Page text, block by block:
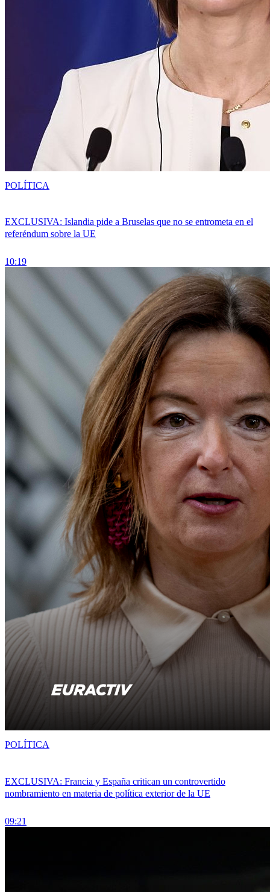
EXCLUSIVA: Islandia pide a Bruselas que no se entrometa en el
referéndum sobre la UE
10:19
POLÍTICA
EXCLUSIVA: Francia y España critican un controvertido
nombramiento en materia de política exterior de la UE
09:21
POLÍTICA